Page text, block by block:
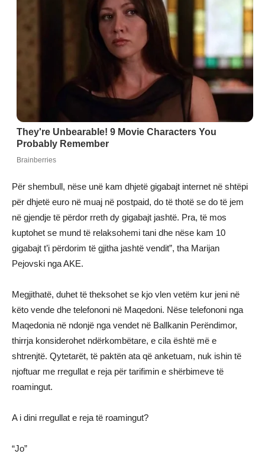
Për shembull, nëse unë kam dhjetë gigabajt internet në shtëpi
për dhjetë euro në muaj në postpaid, do të thotë se do të jem
në gjendje të përdor rreth dy gigabajt jashtë. Pra, të mos
kuptohet se mund të relaksohemi tani dhe nëse kam 10
gigabajt t’i përdorim të gjitha jashtë vendit”, tha Marijan
Pejovski nga AKE.
Megjithatë, duhet të theksohet se kjo vlen vetëm kur jeni në
këto vende dhe telefononi në Maqedoni. Nëse telefononi nga
Maqedonia në ndonjë nga vendet në Ballkanin Perëndimor,
thirrja konsiderohet ndërkombëtare, e cila është më e
shtrenjtë. Qytetarët, të paktën ata që anketuam, nuk ishin të
njoftuar me rregullat e reja për tarifimin e shërbimeve të
roamingut.
A i dini rregullat e reja të roamingut?
“Jo”